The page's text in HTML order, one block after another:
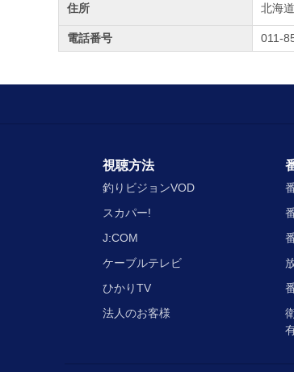
住所 北海
電話番号 011-
視聴方法
釣りビジョンVOD
スカパー!
J:COM
ケーブルテレビ
ひかりTV
法人のお客様